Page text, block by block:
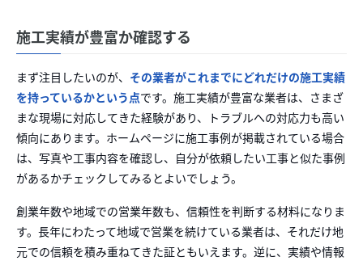
施工実績が豊富か確認する
まず注目したいのが、 その業者がこれまでにどれだけの施工実績
を持っているかという点です。施工実績が豊富な業者は、さまざ
まな現場に対応してきた経験があり、トラブルへの対応力も高い
傾向にあります。ホームページに施工事例が掲載されている場合
は、写真や工事内容を確認し、自分が依頼したい工事と似た事例
があるかチェックしてみるとよいでしょう。
創業年数や地域での営業年数も、信頼性を判断する材料になりま
す。長年にわたって地域で営業を続けている業者は、それだけ地
元での信頼を積み重ねてきた証ともいえます。逆に、実績や情報